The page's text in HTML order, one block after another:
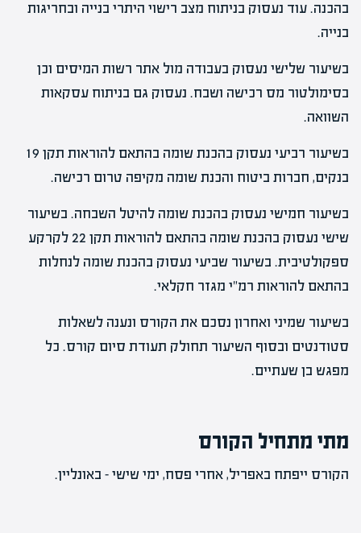
בהכנה. עוד נעסוק בניתוח מצב רישוי היתרי בנייה ובחריגות
בנייה.
בשיעור שלישי נעסוק בעבודה מול אתר רשות המיסים וכן
בסימולטור מס רכישה ושבח. נעסוק גם בניתוח עסקאות
השוואה.
בשיעור רביעי נעסוק בהכנת שומה בהתאם להוראות תקן 19
בנקים, חברות ביטוח והכנת שומה מקיפה טרום רכישה.
בשיעור חמישי נעסוק בהכנת שומה להיטל השבחה. בשיעור
שישי נעסוק בהכנת שומה בהתאם להוראות תקן 22 לקרקע
ספקולטיבית. בשיעור שביעי נעסוק בהכנת שומה לנחלות
בהתאם להוראות רמ"י מגזר חקלאי.
בשיעור שמיני ואחרון נסכם את הקורס ונענה לשאלות
סטודנטים ובסוף השיעור תחולק תעודת סיום קורס. כל
מפגש בן שעתיים.
מתי מתחיל הקורס
הקורס ייפתח באפריל, אחרי פסח, ימי שישי – באונליין.